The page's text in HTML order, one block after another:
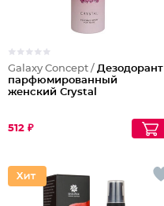
Galaxy Concept / Дезодорант
парфюмированный
женский Crystal
512 ₽